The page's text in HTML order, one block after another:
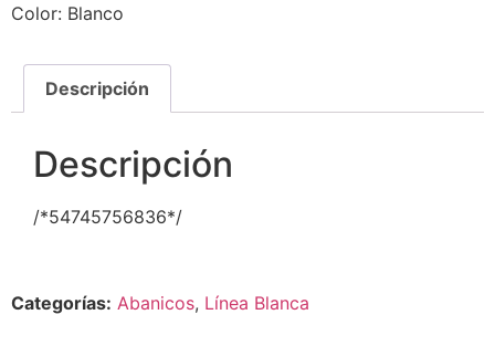
Color: Blanco
Descripción
Descripción
/*54745756836*/
Categorías: Abanicos, Línea Blanca